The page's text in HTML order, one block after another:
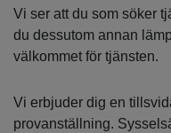
Vi ser att du som söker
du dessutom annan
välkommet för tjänsten.
Vi erbjuder dig en
provanställning.